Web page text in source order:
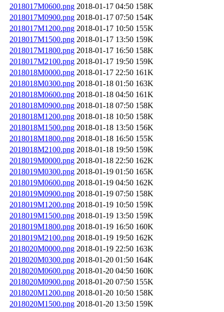
2018017M0600.png 2018-01-17 04:50 158K
2018017M0900.png 2018-01-17 07:50 154K
2018017M1200.png 2018-01-17 10:50 155K
2018017M1500.png 2018-01-17 13:50 159K
2018017M1800.png 2018-01-17 16:50 158K
2018017M2100.png 2018-01-17 19:50 159K
2018018M0000.png 2018-01-17 22:50 161K
2018018M0300.png 2018-01-18 01:50 163K
2018018M0600.png 2018-01-18 04:50 161K
2018018M0900.png 2018-01-18 07:50 158K
2018018M1200.png 2018-01-18 10:50 158K
2018018M1500.png 2018-01-18 13:50 156K
2018018M1800.png 2018-01-18 16:50 155K
2018018M2100.png 2018-01-18 19:50 159K
2018019M0000.png 2018-01-18 22:50 162K
2018019M0300.png 2018-01-19 01:50 165K
2018019M0600.png 2018-01-19 04:50 162K
2018019M0900.png 2018-01-19 07:50 158K
2018019M1200.png 2018-01-19 10:50 159K
2018019M1500.png 2018-01-19 13:50 159K
2018019M1800.png 2018-01-19 16:50 160K
2018019M2100.png 2018-01-19 19:50 162K
2018020M0000.png 2018-01-19 22:50 163K
2018020M0300.png 2018-01-20 01:50 164K
2018020M0600.png 2018-01-20 04:50 160K
2018020M0900.png 2018-01-20 07:50 155K
2018020M1200.png 2018-01-20 10:50 158K
2018020M1500.png 2018-01-20 13:50 159K